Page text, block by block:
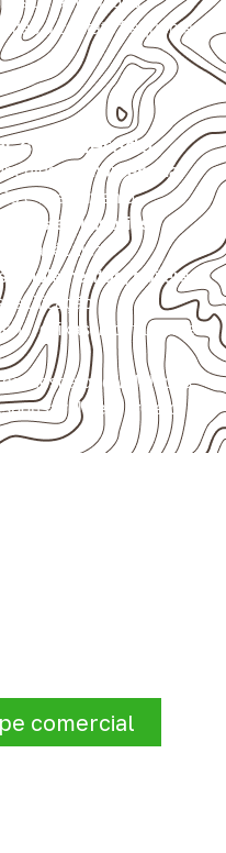
a contato frequente
considerado
de
marcenaria
e acabamento.
e divisórias
técnica.
implementos, trailers e
caixas, montagem e
desde que validados
pelo projeto.
comercial